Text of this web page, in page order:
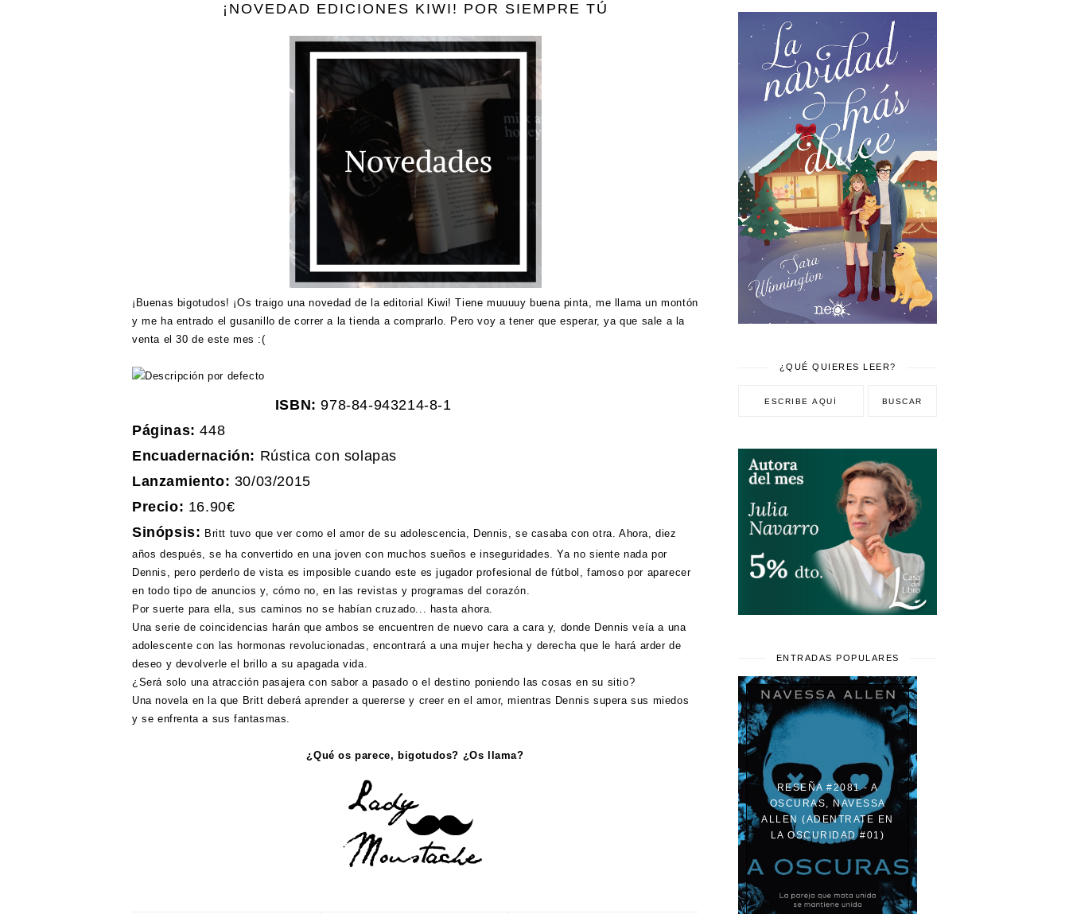
¡NOVEDAD EDICIONES KIWI! POR SIEMPRE TÚ
¡Buenas bigotudos! ¡Os traigo una novedad de la editorial Kiwi! Tiene muuuuy buena pinta, me llama un montón
y me ha entrado el gusanillo de correr a la tienda a comprarlo. Pero voy a tener que esperar, ya que sale a la
venta el 30 de este mes :(
ISBN:978-84-943214-8-1
Páginas:448
Encuadernación: Rústica con solapas
Lanzamiento: 30/03/2015
Precio: 16.90€
Sinópsis: Britt tuvo que ver como el amor de su adolescencia, Dennis, se casaba con otra. Ahora, diez
años después, se ha convertido en una joven con muchos sueños e inseguridades. Ya no siente nada por
Dennis, pero perderlo de vista es imposible cuando este es jugador profesional de fútbol, famoso por aparecer
en todo tipo de anuncios y, cómo no, en las revistas y programas del corazón.
Por suerte para ella, sus caminos no se habían cruzado... hasta ahora.
Una serie de coincidencias harán que ambos se encuentren de nuevo cara a cara y, donde Dennis veía a una
adolescente con las hormonas revolucionadas, encontrará a una mujer hecha y derecha que le hará arder de
deseo y devolverle el brillo a su apagada vida.
¿Será solo una atracción pasajera con sabor a pasado o el destino poniendo las cosas en su sitio?
Una novela en la que Britt deberá aprender a quererse y creer en el amor, mientras Dennis supera sus miedos
y se enfrenta a sus fantasmas.
¿Qué os parece, bigotudos? ¿Os llama?
¿QUÉ QUIERES LEER?
ENTRADAS POPULARES
RESEÑA #2081 - A
OSCURAS, NAVESSA
ALLEN (ADENTRATE EN
LA OSCURIDAD #01)